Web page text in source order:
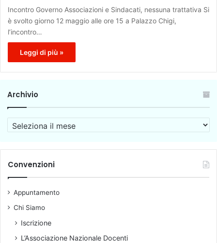
Incontro Governo Associazioni e Sindacati, nessuna trattativa Si
è svolto giorno 12 maggio alle ore 15 a Palazzo Chigi,
l’incontro…
Leggi di più »
Archivio
r
i
o
Convenzioni
Appuntamento
Chi Siamo
Iscrizione
L’Associazione Nazionale Docenti